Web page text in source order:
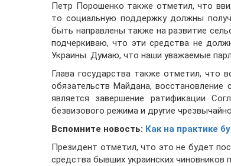
Петр Порошенко также отметил, что
то социальную поддержку должны
быть направлены также на развитие
подчеркиваю, что эти средства не
Украины. Думаю, что наши уважаемые
Глава государства также отметил, что
обязательств Майдана,
является завершение ратификации
безвизового режима и другие
Вспомните новость: Как на практике
Президент отметил, что это не будет
средства бывших украинских